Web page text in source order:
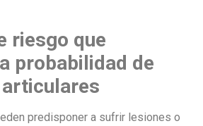
riesgo que
probabilidad de
predisponer a sufrir lesiones o